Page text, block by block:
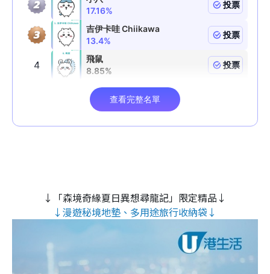
↓「森境奇緣夏日異想尋龍記」限定精品↓
↓漫遊秘境地墊、多用途旅行收納袋↓